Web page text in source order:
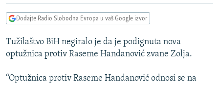
Pređite
na
VIDEO
FOTOGALERIJE
INFOGRAFIKE
PODCASTI
RAT U UKRAJINI
KINA NA BALKANU
RSE PRIČE IZ SVIJETA
Dodajte Radio Slobodna Evropa u vaš Google izvor
Tužilaštvo BiH negiralo je da je podignuta nova
optužnica protiv Raseme Handanović zvane Zolja.
“Optužnica protiv Raseme Handanović odnosi se na